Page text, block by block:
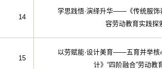
14
学思践悟·演绎升华——《传统服饰
容劳动教育实践探
15
以劳赋能·设计美育——五育并举核
计》“四阶融合”劳动教